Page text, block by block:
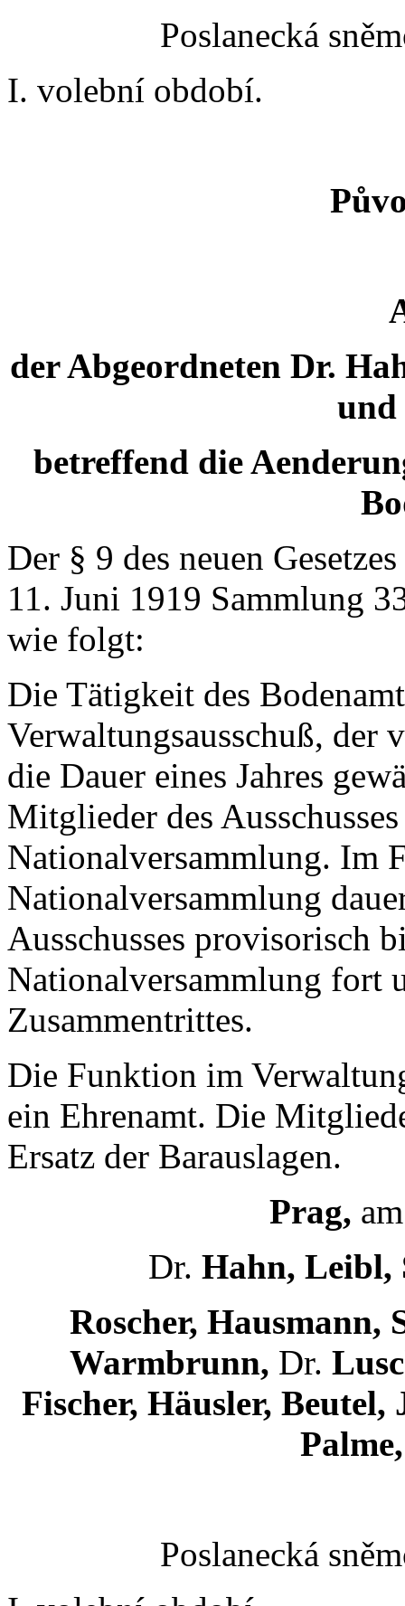
Poslanecká
I. volební období.
der Abgeordneten Dr.
und
betreffend die
Der § 9 des neuen
11. Juni 1919 Sammlung
wie folgt:
Die Tätigkeit des
Verwaltungsausschuß, der
die Dauer eines Jahres
Mitglieder des
Nationalversammlung. Im
Nationalversammlung
Ausschusses provisorisch
Nationalversammlung fort
Zusammentrittes.
Die Funktion im
ein Ehrenamt. Die
Ersatz der Barauslagen.
Prag,
Dr. Hahn, Leibl,
Roscher, Hausmann,
Warmbrunn, Dr.
Fischer, Häusler,
Poslanecká